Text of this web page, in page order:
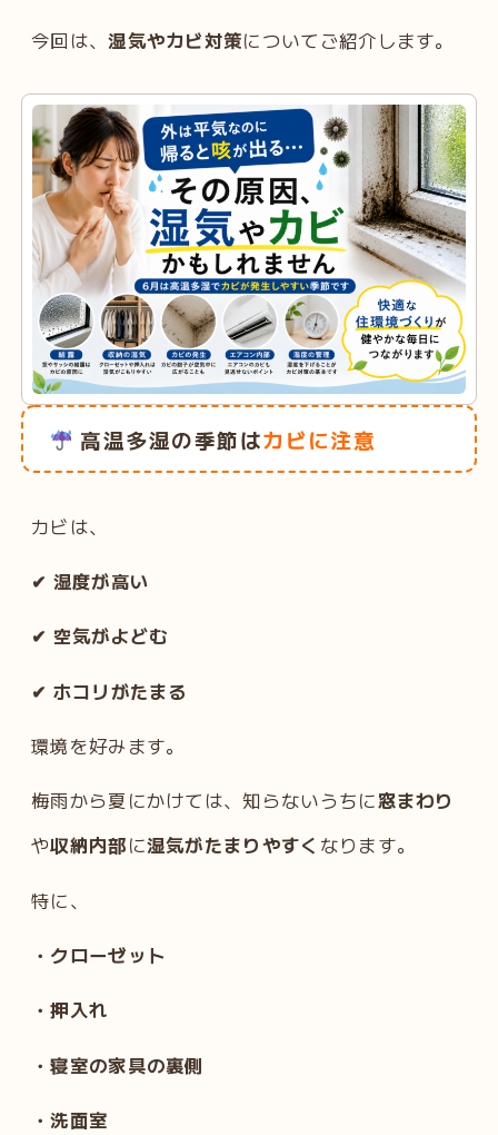
今回は、湿気やカビ対策についてご紹介します。
高温多湿の季節はカビに注意
カビは、
✔ 湿度が高い
✔ 空気がよどむ
✔ ホコリがたまる
環境を好みます。
梅雨から夏にかけては、知らないうちに窓まわり
や収納内部に湿気がたまりやすく なります。
特に、
・クローゼット
・押入れ
・寝室の家具の裏側
・洗面室